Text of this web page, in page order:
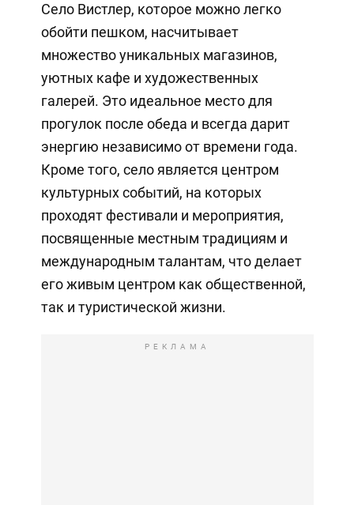
Село Вистлер, которое можно легко
обойти пешком, насчитывает
множество уникальных магазинов,
уютных кафе и художественных
галерей. Это идеальное место для
прогулок после обеда и всегда дарит
энергию независимо от времени года.
Кроме того, село является центром
культурных событий, на которых
проходят фестивали и мероприятия,
посвященные местным традициям и
международным талантам, что делает
его живым центром как общественной,
так и туристической жизни.
РЕКЛАМА